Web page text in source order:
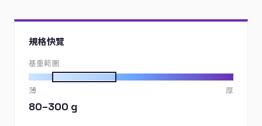
規格快覽
基重範圍
薄 厚
80–300 g